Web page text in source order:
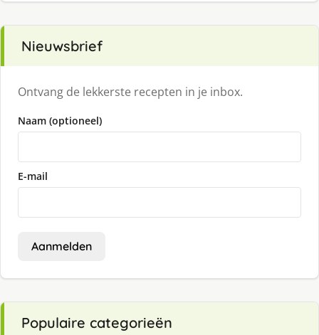
Nieuwsbrief
Ontvang de lekkerste recepten in je inbox.
Naam (optioneel)
E-mail
Aanmelden
Populaire categorieën